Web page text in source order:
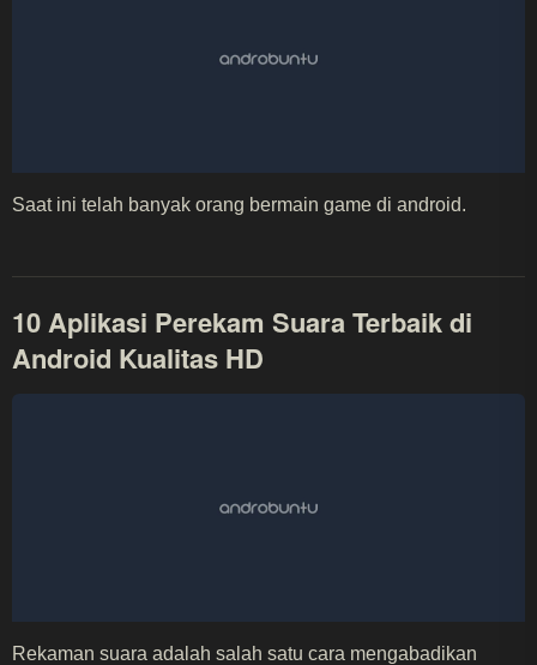
Saat ini telah banyak orang bermain game di android.
10 Aplikasi Perekam Suara Terbaik di
Android Kualitas HD
Rekaman suara adalah salah satu cara mengabadikan